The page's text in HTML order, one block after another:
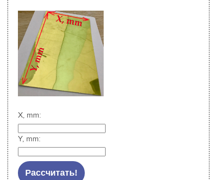
X, mm:
Y, mm:
Printing Imaging Tech.
Raster
Screen USA
Sigmajet
SkyJet
Spuhl Virtu
Teckwin